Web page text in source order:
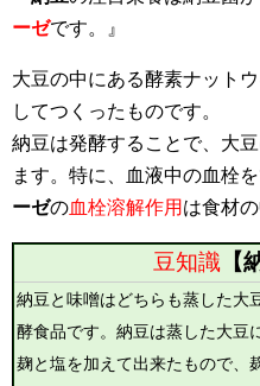
ーゼです。』
大豆の中にある酵素ナット
してつくったものです。
納豆は発酵することで、大
ます。特に、血液中の血栓
ーゼの血栓溶解作用 は食材
豆知識 【
納豆と味噌はどちらも蒸した大
酵食品です。納豆は蒸した大豆
麹と塩を加えて出来たもので、